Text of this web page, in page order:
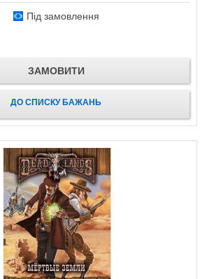
Під замовлення
ЗАМОВИТИ
ДО СПИСКУ БАЖАНЬ